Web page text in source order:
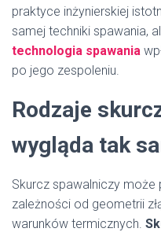
praktyce inżynierskiej
samej techniki spawania,
technologia spawania
po jego zespoleniu.
Rodzaje
wygląda tak
Skurcz spawalniczy może
zależności od geometrii
warunków termicznych.